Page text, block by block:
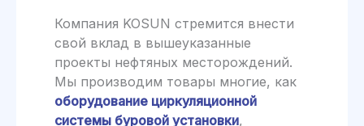
Компания KOSUN стремится внести
свой вклад в вышеуказанные
проекты нефтяных месторождений.
Мы производим товары многие, как
оборудование циркуляционной
системы буровой установки,